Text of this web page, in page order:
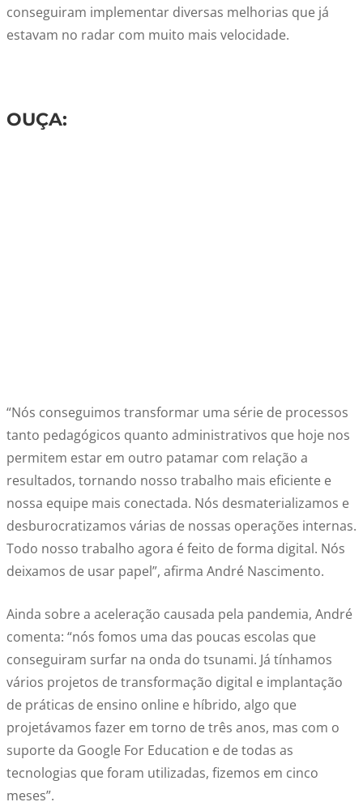
conseguiram implementar diversas melhorias que já
estavam no radar com muito mais velocidade.
OUÇA:
“Nós conseguimos transformar uma série de processos
tanto pedagógicos quanto administrativos que hoje nos
permitem estar em outro patamar com relação a
resultados, tornando nosso trabalho mais eficiente e
nossa equipe mais conectada. Nós desmaterializamos e
desburocratizamos várias de nossas operações internas.
Todo nosso trabalho agora é feito de forma digital. Nós
deixamos de usar papel”, afirma André Nascimento.
Ainda sobre a aceleração causada pela pandemia, André
comenta: “nós fomos uma das poucas escolas que
conseguiram surfar na onda do tsunami. Já tínhamos
vários projetos de transformação digital e implantação
de práticas de ensino online e híbrido, algo que
projetávamos fazer em torno de três anos, mas com o
suporte da Google For Education e de todas as
tecnologias que foram utilizadas, fizemos em cinco
meses”.